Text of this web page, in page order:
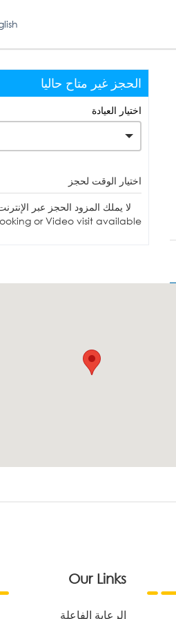
الحجز غير متاح حاليا
اختيار العيادة
اختيار الوقت لحجز
لا يملك المزود الحجز عبر
or Video visit available.
Our Links
الرعاية الفاعلة